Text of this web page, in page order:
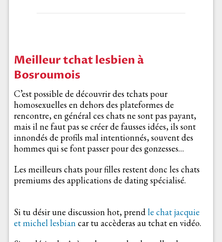
Meilleur tchat lesbien à
Bosroumois
C’est possible de découvrir des tchats pour
homosexuelles en dehors des plateformes de
rencontre, en général ces chats ne sont pas payant,
mais il ne faut pas se créer de fausses idées, ils sont
innondés de profils mal intentionnés, souvent des
hommes qui se font passer pour des gonzesses…
Les meilleurs chats pour filles restent donc les chats
premiums des applications de dating spécialisé.
Si tu désir une discussion hot, prendle chat jacquie
et michel lesbiancar tu accèderas au tchat en vidéo.